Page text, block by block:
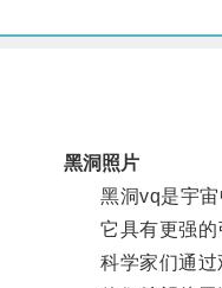
黑洞照片
黑洞vq是宇宙
它具有更强的引
科学家们通过观